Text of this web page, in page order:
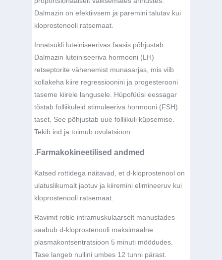
Dalmazin on efektiivsem ja paremini talutav kui
kloprostenooli ratsemaat.
Innatsükli luteiniseerivas faasis põhjustab
Dalmazin luteiniseeriva hormooni (LH)
retseptorite vähenemist munasarjas, mis viib
kollakeha kiire regressioonini ja progesterooni
taseme kiirele langusele. Hüpofüüsi eessagar
tõstab folliikuleid stimuleeriva hormooni (FSH)
taset. See põhjustab uue folliikuli küpsemise.
Tekib ind ja toimub ovulatsioon.
.Farmakokineetilised andmed
Katsed rottidega näitavad, et d-kloprostenool on
ulatuslikumalt jaotuv ja kiiremini elimineeruv kui
kloprostenooli ratsemaat.
Ravimit rotile intramuskulaarselt manustades
saabub d-kloprostenooli maksimaalne
plasmakontsentratsioon 5 minuti möödudes.
Tase langeb nullini umbes 12 tunni pärast.